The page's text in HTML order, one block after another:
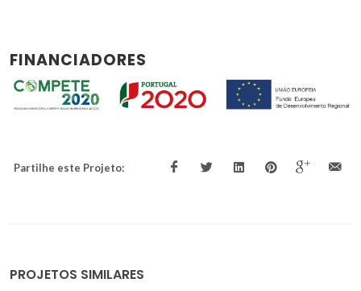
FINANCIADORES
Partilhe este Projeto:
PROJETOS SIMILARES